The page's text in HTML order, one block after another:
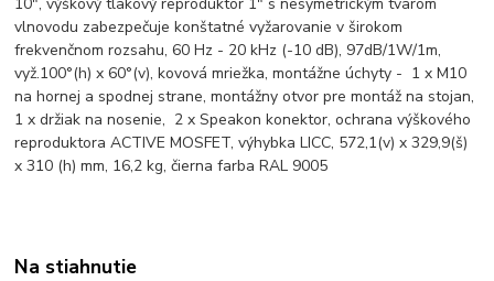
vlnovodu zabezpečuje konštatné vyžarovanie v širokom
frekvenčnom rozsahu, 60 Hz - 20 kHz (-10 dB), 97dB/1W/1m,
vyž.100°(h) x 60°(v), kovová mriežka, montážne úchyty - 1 x M10
na hornej a spodnej strane, montážny otvor pre montáž na stojan,
1 x držiak na nosenie, 2 x Speakon konektor, ochrana výškového
reproduktora ACTIVE MOSFET, výhybka LICC, 572,1(v) x 329,9(š)
x 310 (h) mm, 16,2 kg, čierna farba RAL 9005
Na stiahnutie